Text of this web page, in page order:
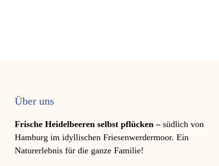
Über uns
Frische Heidelbeeren selbst pflücken –südlich von
Hamburg im idyllischen Friesen­werder­moor. Ein
Natur­erleb­nis für die ganze Familie!